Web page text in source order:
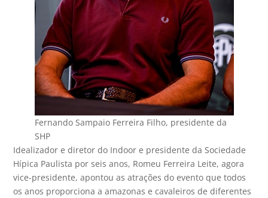
Fernando Sampaio Ferreira Filho, presidente da
SHP
Idealizador e diretor do Indoor e presidente da Sociedade
Hípica Paulista por seis anos, Romeu Ferreira Leite, agora
vice-presidente, apontou as atrações do evento que todos
os anos proporciona a amazonas e cavaleiros de diferentes